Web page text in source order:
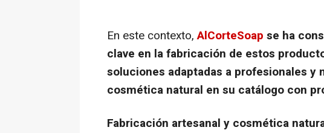
En este contexto,AlCorteSoap se ha
clave en la fabricación de estos
soluciones adaptadas a profesionales
cosmética natural en su catálogo con
Fabricación artesanal y cosmética